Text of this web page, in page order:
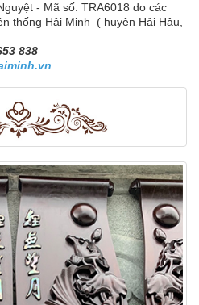
- Mã số: TRA6018 do các
thống Hải Minh ( huyện Hải Hậu,
838